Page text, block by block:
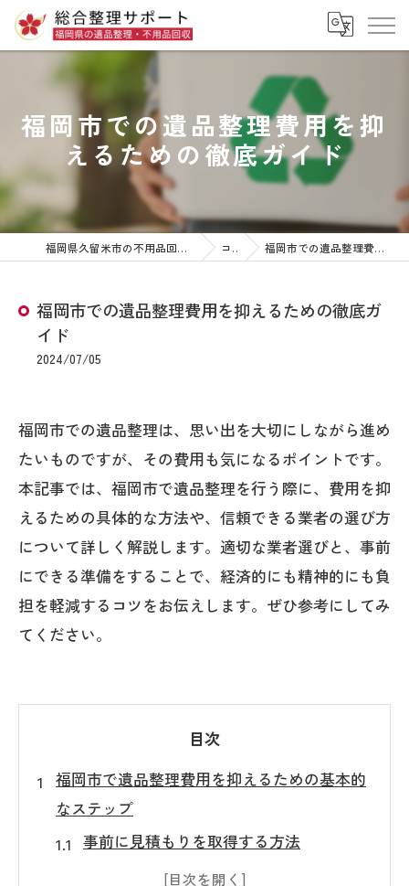
福岡市での遺品整理費用を抑
えるための徹底ガイド
福岡県久留米市の不用品回収なら株式会社総合整理サポート コラム 福岡市での遺品整理費用を抑えるための徹底ガイド
福岡市での遺品整理費用を抑えるための徹底ガ
イド
2024/07/05
福岡市での遺品整理は、思い出を大切にしながら進め
たいものですが、その費用も気になるポイントです。
本記事では、福岡市で遺品整理を行う際に、費用を抑
えるための具体的な方法や、信頼できる業者の選び方
について詳しく解説します。適切な業者選びと、事前
にできる準備をすることで、経済的にも精神的にも負
担を軽減するコツをお伝えします。ぜひ参考にしてみ
てください。
目次
福岡市で遺品整理費用を抑えるための基本的
なステップ
事前に見積もりを取得する方法
効率的な整理のための計画作成